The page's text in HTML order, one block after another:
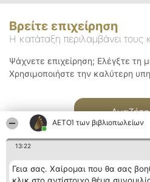
ΑΕΤΟΊ των βιβλιοπωλείων
13:22
Γεια σας. Χαίρομαι που θα σας
Βρείτε επιχείρηση
Η κατάταξη περιλαμβάνει
Ψάχνετε επιχείρηση; Ελέγξτε τη
Χρησιμοποιήστε την καλύτερη